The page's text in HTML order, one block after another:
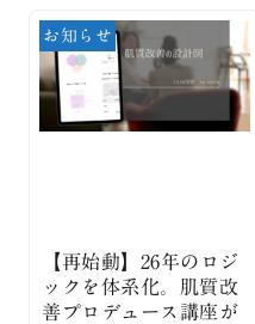
お知らせ
【再始動】26年のロジ
ックを体系化。肌質改
善プロデュース講座が